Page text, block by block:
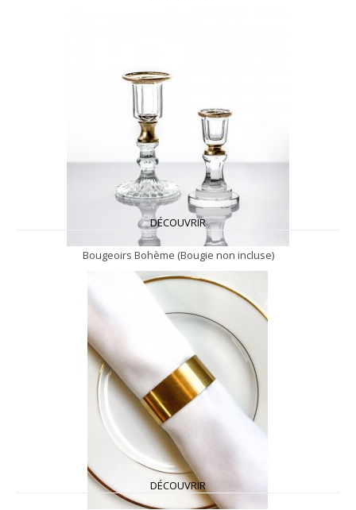
DÉCOUVRIR
Bougeoirs Bohème (Bougie non incluse)
DÉCOUVRIR